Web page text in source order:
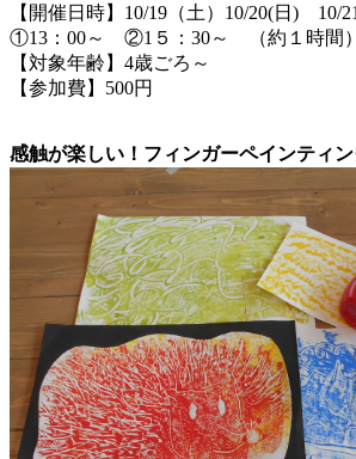
【開催日時】10/19（土）10/20(日) 10/
①13：00～ ②1５：30～ （約１時間）
【対象年齢】4歳ごろ～
【参加費】500円
感触が楽しい！フィンガーペインティ